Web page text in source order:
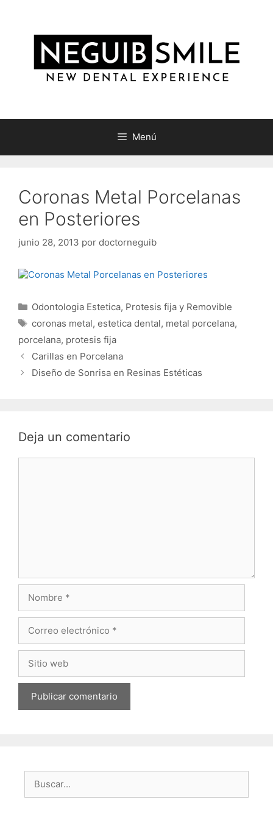
Menú
Coronas Metal Porcelanas
en Posteriores
junio 28, 2013 por doctorneguib
Categorías
Odontologia Estetica, Protesis fija y Removible
Etiquetas
coronas metal, estetica dental, metal porcelana,
porcelana, protesis fija
Carillas en Porcelana
Diseño de Sonrisa en Resinas Estéticas
Deja un comentario
electrónico
web